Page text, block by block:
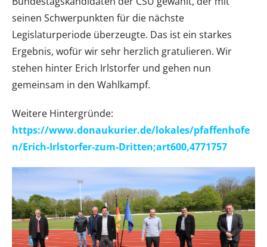
seinen Schwerpunkten für die nächste
Legislaturperiode überzeugte. Das ist ein starkes
Ergebnis, wofür wir sehr herzlich gratulieren. Wir
stehen hinter Erich Irlstorfer und gehen nun
gemeinsam in den Wahlkampf.
Weitere Hintergründe:
https://www.donaukurier.de/lokales/pfaffenhofe
n/Erich-Irlstorfer-zum-Dritten;art600,4771757